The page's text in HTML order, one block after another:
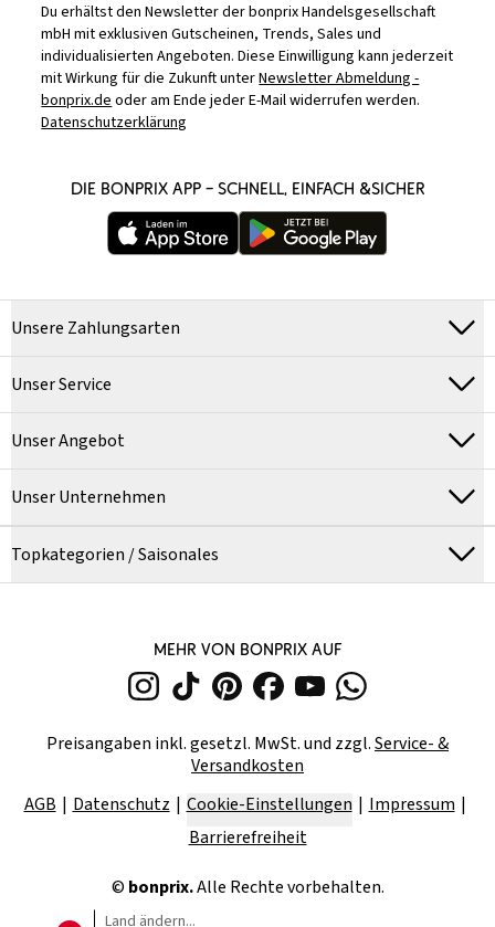
Du erhältst den Newsletter der bonprix Handelsgesellschaft
mbH mit exklusiven Gutscheinen, Trends, Sales und
individualisierten Angeboten. Diese Einwilligung kann jederzeit
mit Wirkung für die Zukunft unterNewsletter Abmeldung -
bonprix.deoder am Ende jeder E-Mail widerrufen werden.
Datenschutzerklärung
DIE BONPRIX APP – SCHNELL, EINFACH &SICHER
Unsere Zahlungsarten
Unser Service
Unser Angebot
Unser Unternehmen
Topkategorien / Saisonales
MEHR VON BONPRIX AUF
Preisangaben inkl. gesetzl. MwSt. und zzgl.Service- &
Versandkosten
AGB
Datenschutz Cookie-Einstellungen
Impressum
Barrierefreiheit
© bonprix.Alle Rechte vorbehalten.
Land ändern...